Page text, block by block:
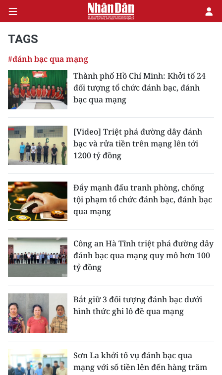
CHÍNH TRỊ
KINH TẾ
XÃ HỘI
PHÁP LUẬT
DU LỊCH
THẾ GIỚI
GIÁO DỤC
KHOA HỌC - CÔNG NGHỆ
MÔI TRƯỜNG
BẠN ĐỌC
TAGS
#đánh bạc qua mạng
Thành phố Hồ Chí Minh: Khởi tố 24
đối tượng tổ chức đánh bạc, đánh
bạc qua mạng
[Video] Triệt phá đường dây đánh
bạc và rửa tiền trên mạng lên tới
1200 tỷ đồng
Đẩy mạnh đấu tranh phòng, chống
tội phạm tổ chức đánh bạc, đánh bạc
qua mạng
Công an Hà Tĩnh triệt phá đường dây
đánh bạc qua mạng quy mô hơn 100
tỷ đồng
Bắt giữ 3 đối tượng đánh bạc dưới
hình thức ghi lô đề qua mạng
Sơn La khởi tố vụ đánh bạc qua
mạng với số tiền lên đến hàng trăm